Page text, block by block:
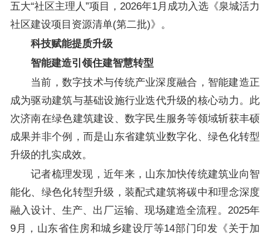
五大“社区主理人”项目，2026年1月成功入选《泉城活力
社区建设项目资源清单(第二批)》。
科技赋能提质升级
智能建造引领住建智慧转型
当前，数字技术与传统产业深度融合，智能建造正
成为驱动建筑与基础设施行业迭代升级的核心动力。此
次济南在绿色建筑建设、数字民生服务等领域斩获丰硕
成果并非个例，而是山东省建筑业数字化、绿色化转型
升级的扎实成效。
记者梳理发现，近年来，山东加快传统建筑业向智
能化、绿色化转型升级，装配式建筑将碳中和理念深度
融入设计、生产、出厂运输、现场建造全流程。2025年
9月，山东省住房和城乡建设厅等14部门印发《关于加